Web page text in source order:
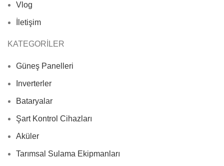
Vlog
İletişim
KATEGORİLER
Güneş Panelleri
Inverterler
Bataryalar
Şart Kontrol Cihazları
Aküler
Tarımsal Sulama Ekipmanları